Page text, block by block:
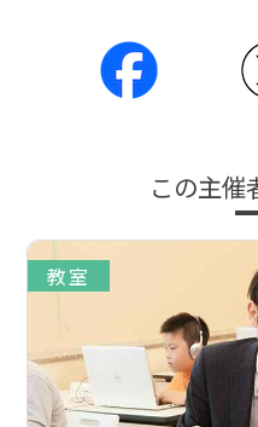
この主催
教室